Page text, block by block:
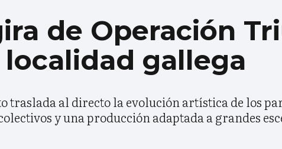
de Operación
localidad gallega
traslada al directo la evolución artística de los
y una producción adaptada a grandes